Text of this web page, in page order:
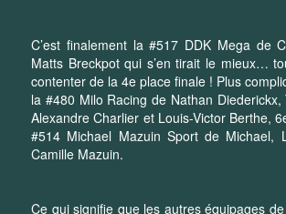
C’est finalement la #517 DDK Mega de
Matts Breckpot qui s’en tirait le mieux…
contenter de la 4e place finale ! Plus
la #480 Milo Racing de Nathan Diederickx,
Alexandre Charlier et Louis-Victor Berthe,
#514 Michael Mazuin Sport de Michael,
Camille Mazuin.
Ce qui signifie que les autres équipages